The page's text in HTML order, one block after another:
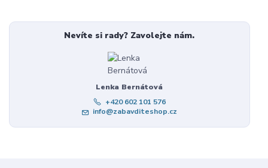
Nevíte si rady? Zavolejte nám.
Lenka Bernátová
+420 602 101 576
info@zabavditeshop.cz